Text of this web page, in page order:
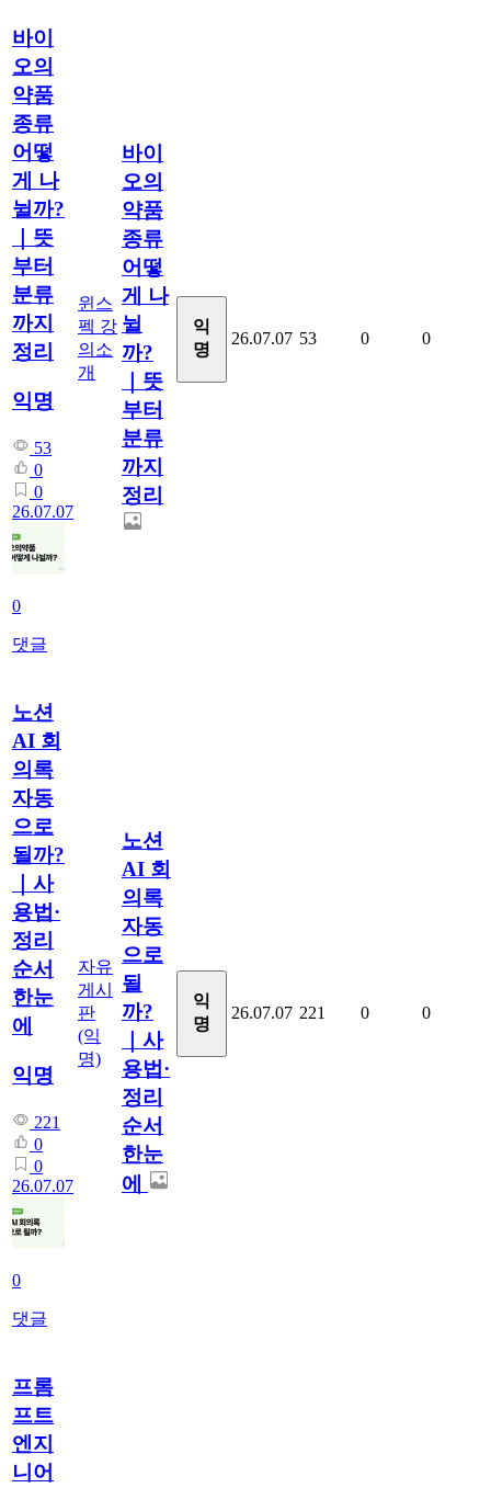
바이
오의
약품
종류
어떻
게 나
뉠까?
｜뜻
부터
분류
까지
정리
익명
53
0
0
26.07.07
0
댓글
윈스
펙 강
의소
개
바이
오의
약품
종류
어떻
게 나
뉠
까?
｜뜻
부터
분류
까지
정리
익
명
26.07.07 53 0 0
노션
AI 회
의록
자동
으로
될까?
｜사
용법·
정리
순서
한눈
에
익명
221
0
0
26.07.07
0
댓글
자유
게시
판
(익
명)
노션
AI 회
의록
자동
으로
될
까?
｜사
용법·
정리
순서
한눈
에
익
명
26.07.07 221 0 0
프롬
프트
엔지
니어